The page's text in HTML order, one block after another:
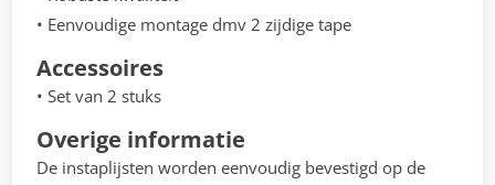
• Eenvoudige montage dmv 2 zijdige tape
Accessoires
• Set van 2 stuks
Overige informatie
De instaplijsten worden eenvoudig bevestigd op de